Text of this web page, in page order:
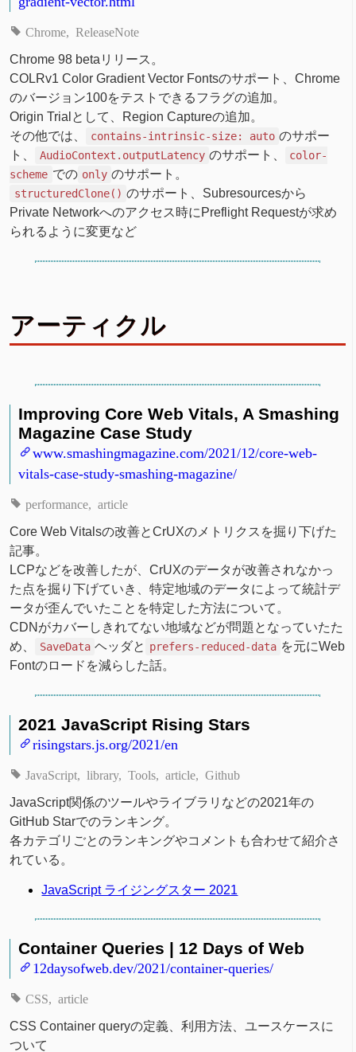
Chrome ReleaseNote
Chrome 98 betaリリース。
COLRv1 Color Gradient Vector Fontsのサポート、Chrome
のバージョン100をテストできるフラグの追加。
Origin Trialとして、Region Captureの追加。
その他では、
contains-intrinsic-size: auto のサポー
ト、
AudioContext.outputLatency のサポート、
color-
scheme での only のサポート。
structuredClone() のサポート、Subresourcesから
Private Networkへのアクセス時にPreflight Requestが求め
られるように変更など
アーティクル
Improving Core Web Vitals, A Smashing
Magazine Case Study
www.smashingmagazine.com/2021/12/core-web-
vitals-case-study-smashing-magazine/
performance article
Core Web Vitalsの改善とCrUXのメトリクスを掘り下げた
記事。
LCPなどを改善したが、CrUXのデータが改善されなかっ
た点を掘り下げていき、特定地域のデータによって統計デ
ータが歪んでいたことを特定した方法について。
CDNがカバーしきれてない地域などが問題となっていたた
め、
SaveData ヘッダと prefers-reduced-data を元にWeb
Fontのロードを減らした話。
2021 JavaScript Rising Stars
risingstars.js.org/2021/en
JavaScript library Tools article Github
JavaScript関係のツールやライブラリなどの2021年の
GitHub Starでのランキング。
各カテゴリごとのランキングやコメントも合わせて紹介さ
れている。
JavaScript ライジングスター 2021
Container Queries | 12 Days of Web
12daysofweb.dev/2021/container-queries/
CSS article
CSS Container queryの定義、利用方法、ユースケースに
ついて